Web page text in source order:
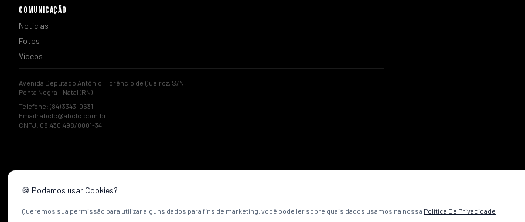
COMUNICAÇÃO
Notícias
Fotos
Vídeos
Avenida Deputado Antônio Florêncio de Queiroz, S/N,
Ponta Negra – Natal (RN)
Telefone: (84) 3343-0631
Email: abcfc@abcfc.com.br
CNPJ: 08.430.498/0001-34
Desenvolvido pelaVibeCriativa.
🍪 Podemos usar Cookies?
Queremos sua permissão para utilizar alguns dados para fins de marketing, você pode ler sobre quais dados usamos na nossa Política De Privacidade